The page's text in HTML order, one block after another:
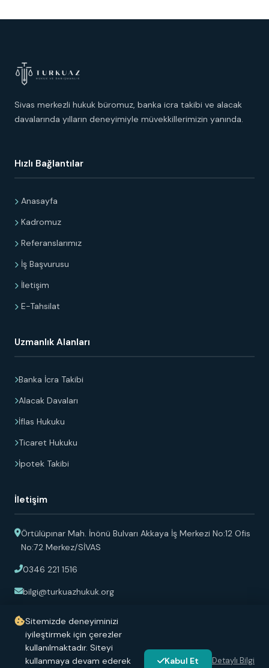
Sivas merkezli hukuk büromuz, banka icra takibi ve alacak
davalarında yılların deneyimiyle müvekkillerimizin yanında.
Hızlı Bağlantılar
Anasayfa
Kadromuz
Referanslarımız
İş Başvurusu
İletişim
E-Tahsilat
Uzmanlık Alanları
Banka İcra Takibi
Alacak Davaları
İflas Hukuku
Ticaret Hukuku
İpotek Takibi
İletişim
Örtülüpınar Mah. İnönü Bulvarı Akkaya İş Merkezi No:12 Ofis
No:72 Merkez/SİVAS
0346 221 1516
bilgi@turkuazhukuk.org
Sitemizde deneyiminizi
iyileştirmek için çerezler
kullanılmaktadır. Siteyi
kullanmaya devam ederek
Kabul Et Detaylı Bilgi